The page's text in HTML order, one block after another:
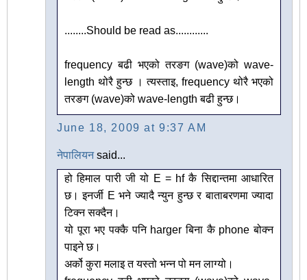
........Should be read as............
frequency बढी भएको तरङग (wave)को wave-
length थोरै हुन्छ । त्यस्ताइ, frequency थोरै भएको
तरङग (wave)को wave-length बढी हुन्छ।
June 18, 2009 at 9:37 AM
नेपालियनsaid...
हो हिमाल पारी जी यो E = hf कै सिद्दान्तमा आधारित
छ। इनर्जी E भने ज्यादै न्युन हुन्छ र बाताबरणमा ज्यादा
टिक्न सक्दैन।
यो पूरा भए पक्कै पनि harger बिना कै phone बोक्न
पाइने छ।
अर्को कुरा मलाइ त यस्तो भन्न पो मन लाग्यो।